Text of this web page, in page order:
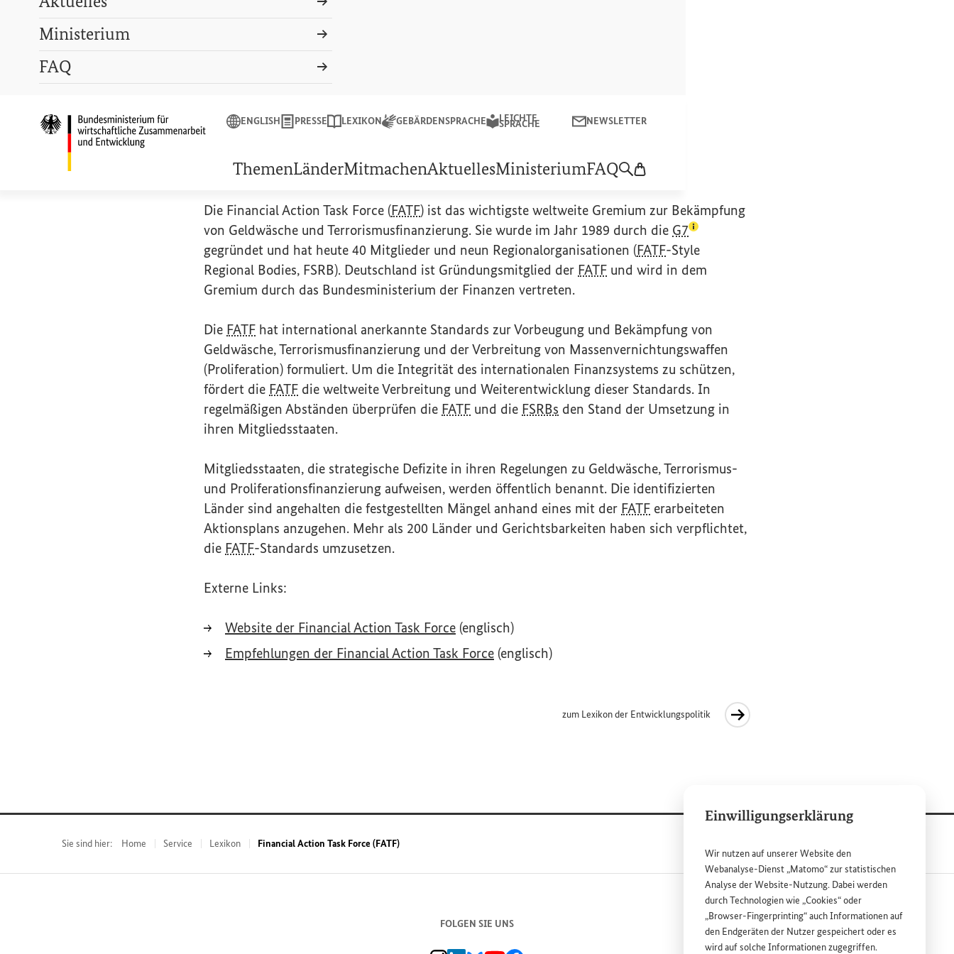
Einwilligungserklärung
Wir nutzen auf unsererWebsite den
Webanalyse-Dienst „Matomo“ zur statistischen
Analyse derWebsite-Nutzung. Dabei werden
durch Technologien wie „Cookies“ oder
„Browser-Fingerprinting“ auch Informationen auf
den Endgeräten der Nutzer gespeichert oder es
wird auf solche Informationen zugegriffen.
Startseite des Bundesministeriums für wirtschaftliche Zusammenarbeit und Entwicklung
ENGLISH PRESSE LEXIKON GEBÄRDENSPRACHE LEICHTE
SPRACHE NEWSLETTER
ThemenLänderMitmachenAktuellesMinisteriumFAQ Leerer Warenkorb
Suchen
Ministerium
FAQ
ENGLISH PRESSE LEXIKON GEBÄRDENSPRACHE LEICHTE SPRACHE NEWSLETTER
Financial Action Task Force ( FATF)
Die Financial Action Task Force (FATF) ist das wichtigste weltweite Gremium zur Bekämpfung
von Geldwäsche und Terrorismusfinanzierung. Sie wurde im Jahr 1989 durch die G7(Lexikon-Eintrag zum Begriff aufrufen)
gegründet und hat heute 40 Mitglieder und neun Regionalorganisationen (FATF-Style
Regional Bodies, FSRB). Deutschland ist Gründungsmitglied der FATF und wird in dem
Gremium durch das Bundesministerium der Finanzen vertreten.
Die FATF hat international anerkannte Standards zur Vorbeugung und Bekämpfung von
Geldwäsche, Terrorismusfinanzierung und der Verbreitung von Massenvernichtungswaffen
(Proliferation) formuliert. Um die Integrität des internationalen Finanzsystems zu schützen,
fördert die FATF die weltweite Verbreitung und Weiterentwicklung dieser Standards. In
regelmäßigen Abständen überprüfen die FATF und die FSRBs den Stand der Umsetzung in
ihren Mitgliedsstaaten.
Mitgliedsstaaten, die strategische Defizite in ihren Regelungen zu Geldwäsche, Terrorismus-
und Proliferationsfinanzierung aufweisen, werden öffentlich benannt. Die identifizierten
Länder sind angehalten die festgestellten Mängel anhand eines mit der FATF erarbeiteten
Aktionsplans anzugehen. Mehr als 200 Länder und Gerichtsbarkeiten haben sich verpflichtet,
die FATF-Standards umzusetzen.
Externe Links:
Website der Financial Action Task Force(Externer Link)
(englisch)
Empfehlungen der Financial Action Task Force(Externer Link)
(englisch)
zum Lexikon der Entwicklungspolitik
Interner Link
Sie sind hier: Home Service Lexikon Financial Action Task Force (FATF)
FOLGEN SIE UNS